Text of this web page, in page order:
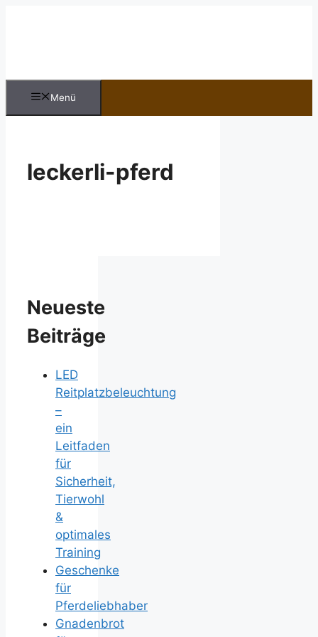
Menü
leckerli-pferd
Neueste
Beiträge
LED
Reitplatzbeleuchtung
–
ein
Leitfaden
für
Sicherheit,
Tierwohl
&
optimales
Training
Geschenke
für
Pferdeliebhaber
Gnadenbrot